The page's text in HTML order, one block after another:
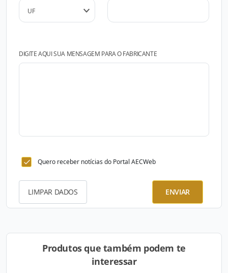
DIGITE AQUI SUA MENSAGEM PARA O FABRICANTE
Quero receber notícias do Portal AECWeb
LIMPAR DADOS ENVIAR
Produtos que também podem te
interessar